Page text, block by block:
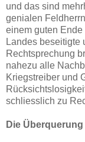
und das sind
genialen
einem guten
Landes beseitigte
Rechtsprechung
nahezu alle
Kriegstreiber und
schliesslich zu
Die Überquerung